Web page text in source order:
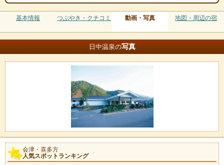
基本情報 つぶやき・クチコミ 動画・写真 地図・周辺の宿
日中温泉の写真
会津・喜多方
人気スポットランキング